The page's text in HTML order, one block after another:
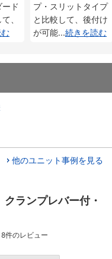
ード
、
プ・スリットタイプ
と比較して、後付け
が可能...続きを読む
他のユニット事例を見る
ランプレバー付・
4.5
8件のレビュー